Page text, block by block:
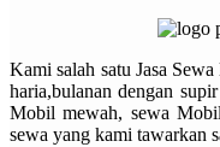
Kami salah satu Jasa
haria,bulanan dengan
Mobil mewah, sewa
sewa yang kami tawarkan